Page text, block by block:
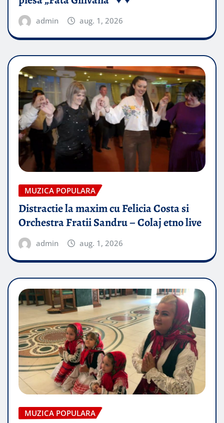
admin aug. 1, 2026
MUZICA POPULARA
Distractie la maxim cu Felicia Costa si
Orchestra Fratii Sandru – Colaj etno live
admin aug. 1, 2026
MUZICA POPULARA